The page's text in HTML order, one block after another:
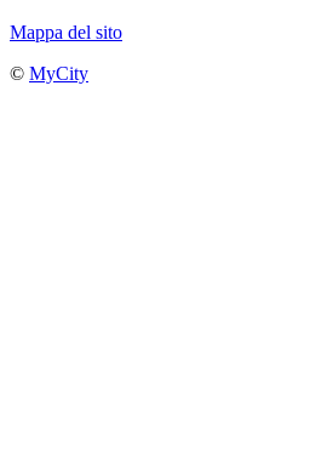
Mappa del sito
© MyCity